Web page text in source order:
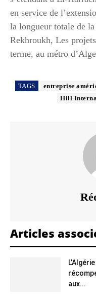
en service de
la longueur totale de
Rekhroukh, Les
terme, au métro
TAGS entreprise
Hill
Articles
aux...